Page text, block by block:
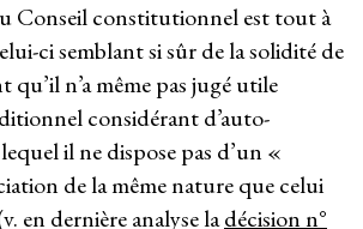
Conseil constitutionnel est tout à
ci semblant si sûr de la solidité de
qu’il n’a même pas jugé utile
considérant d’auto-
il ne dispose pas d’un «
de la même nature que celui
en dernière analyse ladécision n°